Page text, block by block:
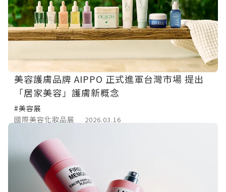
美容護膚品牌 AIPPO 正式進軍台灣市場 提出
「居家美容」護膚新概念
#美容展
國際美容化妝品展
2026.03.16